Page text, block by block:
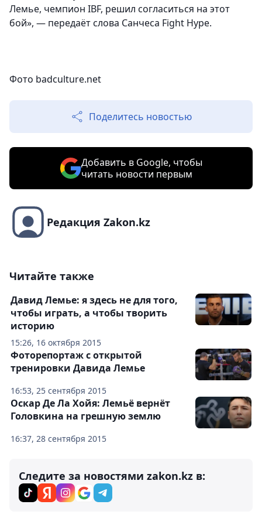
Лемье, чемпион IBF, решил согласиться на этот
бой», — передаёт слова Санчеса Fight Hype.
Фото badculture.net
Поделитесь новостью
Добавить в Google, чтобы
читать новости первым
Редакция Zakon.kz
Читайте также
15:26, 16 октября 2015
Давид Лемье: я здесь не для того,
чтобы играть, а чтобы творить
историю
16:53, 25 сентября 2015
Фоторепортаж с открытой
тренировки Давида Лемье
16:37, 28 сентября 2015
Оскар Де Ла Хойя: Лемьё вернёт
Головкина на грешную землю
Следите за новостями zakon.kz в: